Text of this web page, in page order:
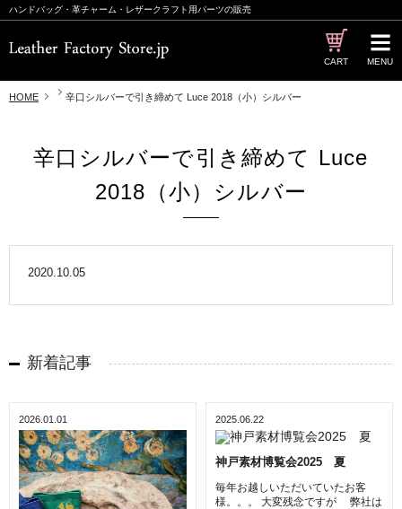
ハンドバッグ・革チャーム・レザークラフト用パーツの販売
MENU
CART
HOME 辛口シルバーで引き締めて Luce 2018（小）シルバー
辛口シルバーで引き締めて Luce
2018（小）シルバー
2020.10.05
新着記事
2026.01.01 2025.06.22
神戸素材博覧会2025 夏
毎年お越しいただいていたお客
様。。。 大変残念ですが 弊社は